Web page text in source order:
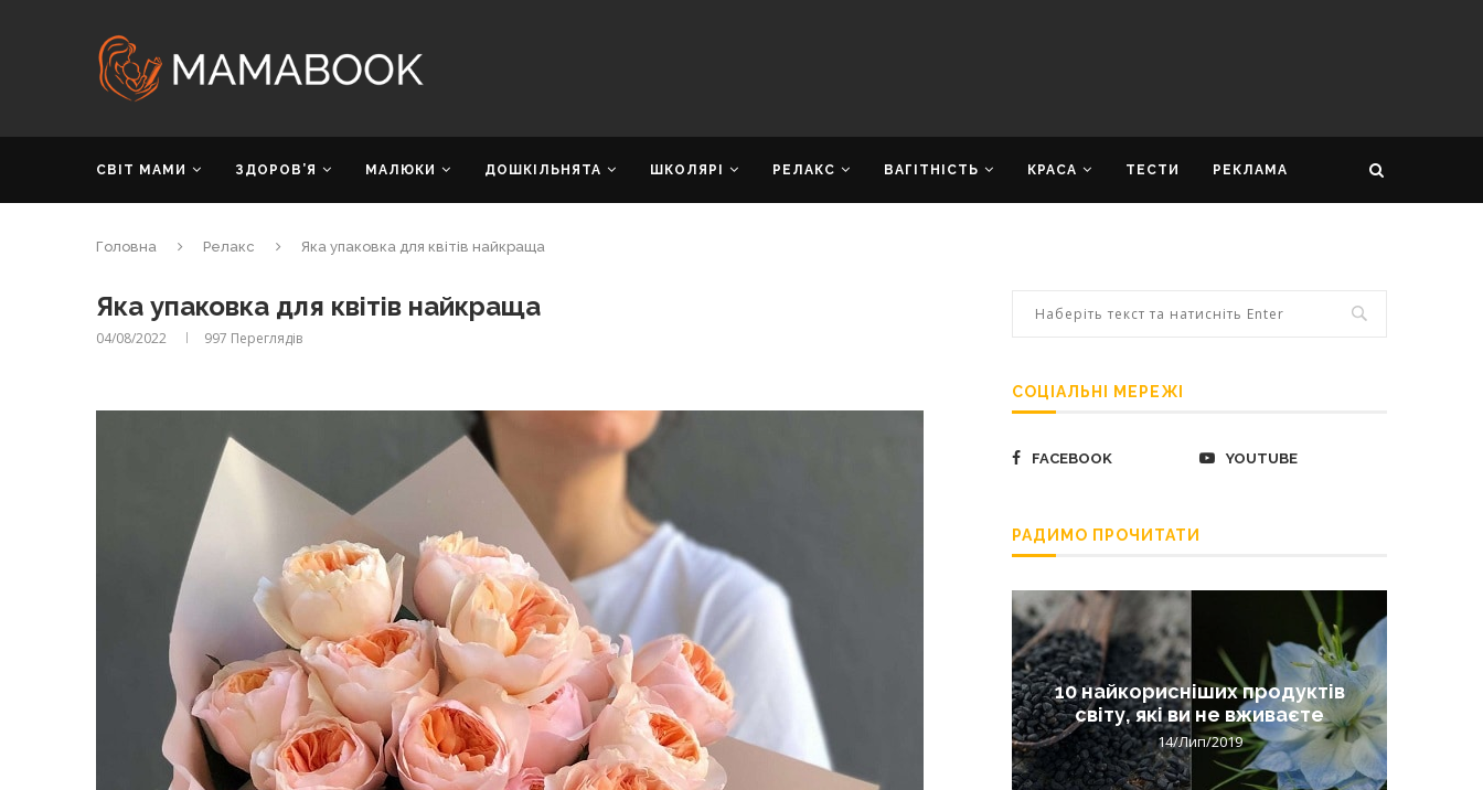
СВІТ МАМИ ЗДОРОВ’Я МАЛЮКИ ДОШКІЛЬНЯТА ШКОЛЯРІ РЕЛАКС ВАГІТНІСТЬ КРАСА ТЕСТИ РЕКЛАМА
Головна Релакс Яка упаковка для квітів найкраща
Яка упаковка для квітів найкраща
04/08/2022 997 Переглядів
СОЦІАЛЬНІ МЕРЕЖІ
FACEBOOK YOUTUBE
РАДИМО ПРОЧИТАТИ
принимать
никакого кипятка
Лікарі назвали симптоми
коронавірусу в дітей
14/Бер/2020
Попробуйте рецепт
легендарного супа доктора
Моро, который без...
08/Січ/2021
10 найкорисніших продуктів
світу, які ви не вживаєте
14/Лип/2019